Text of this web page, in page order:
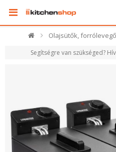
Olajsütők,
Segítségre van szükséged?